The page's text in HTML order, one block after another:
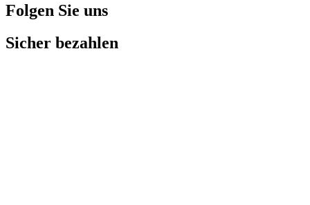
Folgen Sie uns
Sicher bezahlen